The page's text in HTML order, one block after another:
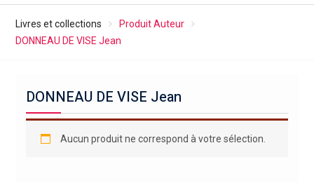
Livres et collections
Produit Auteur
DONNEAU DE VISE Jean
DONNEAU DE VISE Jean
Aucun produit ne correspond à votre sélection.